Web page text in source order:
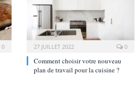
0 27 JUILLET 2022 0
Comment choisir votre nouveau
plan de travail pour la cuisine ?